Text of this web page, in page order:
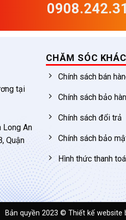
tại
Long An
Quận
CHĂM SÓC
Chính sách bán
Chính sách bảo
Chính sách đổi trả
Chính sách bảo
Hình thức thanh
Bản quyền 2023 © Thiết kế website